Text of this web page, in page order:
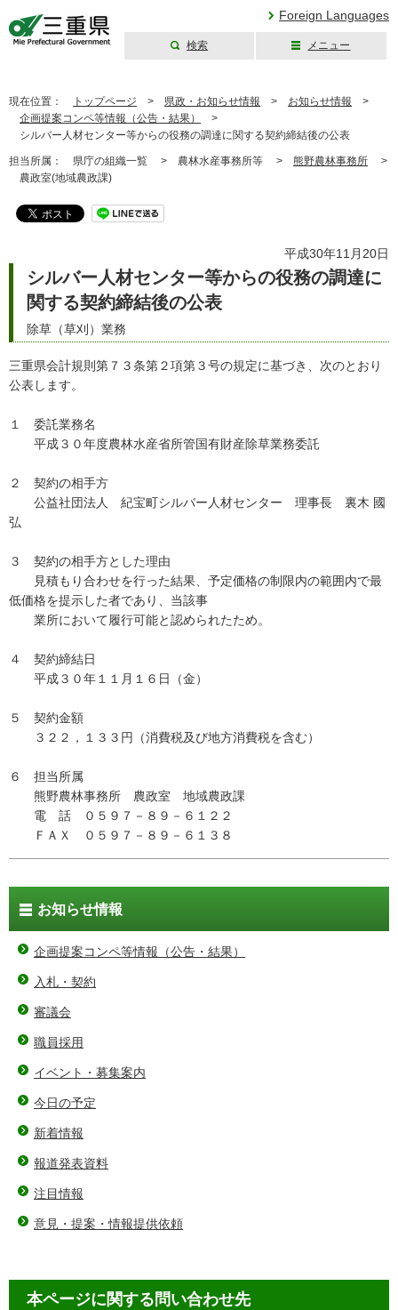
Foreign Languages
検索 メニュー
現在位置： トップページ > 県政・お知らせ情報 > お知らせ情報 >
企画提案コンペ等情報（公告・結果）
>
シルバー人材センター等からの役務の調達に関する契約締結後の公表
担当所属： 県庁の組織一覧 > 農林水産事務所等 > 熊野農林事務所 >
農政室(地域農政課)
平成30年11月20日
シルバー人材センター等からの役務の調達に
関する契約締結後の公表
除草（草刈）業務
三重県会計規則第７３条第２項第３号の規定に基づき、次のとおり
公表します。
１ 委託業務名
平成３０年度農林水産省所管国有財産除草業務委託
２ 契約の相手方
公益社団法人 紀宝町シルバー人材センター 理事長 裏木 國
弘
３ 契約の相手方とした理由
見積もり合わせを行った結果、予定価格の制限内の範囲内で最
低価格を提示した者であり、当該事
業所において履行可能と認められたため。
４ 契約締結日
平成３０年１１月１６日（金）
５ 契約金額
３２２，１３３円（消費税及び地方消費税を含む）
６ 担当所属
熊野農林事務所 農政室 地域農政課
電 話 ０５９７－８９－６１２２
ＦＡＸ ０５９７－８９－６１３８
お知らせ情報
企画提案コンペ等情報（公告・結果）
入札・契約
審議会
職員採用
イベント・募集案内
今日の予定
新着情報
報道発表資料
注目情報
意見・提案・情報提供依頼
本ページに関する問い合わせ先